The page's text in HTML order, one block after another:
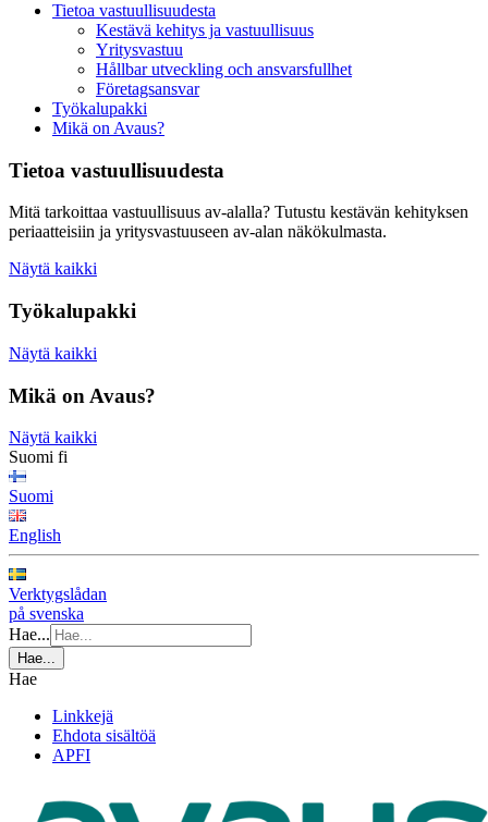
Tietoa vastuullisuudesta
Kestävä kehitys ja vastuullisuus
Yritysvastuu
Hållbar utveckling och ansvarsfullhet
Företagsansvar
Työkalupakki
Mikä on Avaus?
Tietoa vastuullisuudesta
Mitä tarkoittaa vastuullisuus av-alalla? Tutustu kestävän kehityksen
periaatteisiin ja yritysvastuuseen av-alan näkökulmasta.
Näytä kaikki
Työkalupakki
Näytä kaikki
Mikä on Avaus?
Näytä kaikki
Suomi fi
Suomi
English
Verktygslådan
på svenska
Hae...
Hae...
Hae
Linkkejä
Ehdota sisältöä
APFI